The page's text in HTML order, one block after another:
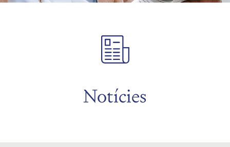
Notícies